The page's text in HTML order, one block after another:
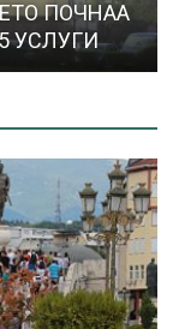
ПОЧНАА
УСЛУГИ